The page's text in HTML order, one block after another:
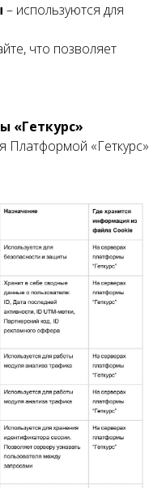
– используются для
что позволяет
«Геткурс»
Платформой «Геткурс»